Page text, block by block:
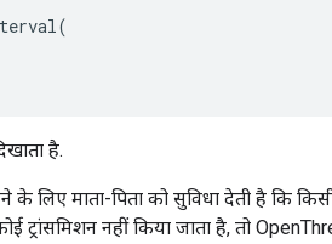
(
है.
लिए माता-पिता को सुविधा देती है कि
ट्रांसमिशन नहीं किया जाता है, तो